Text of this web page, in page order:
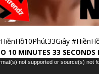
10 MINUTES 33 SECONDS
not supported or source(s) not